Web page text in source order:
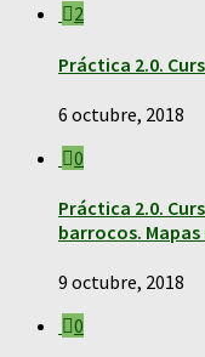
2
Práctica 2.0.
6 octubre, 2018
0
Práctica 2.0.
barrocos.
9 octubre, 2018
0